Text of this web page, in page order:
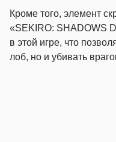
Кроме того, элемент
«SEKIRO: SHADOWS
в этой игре, что
лоб, но и убивать